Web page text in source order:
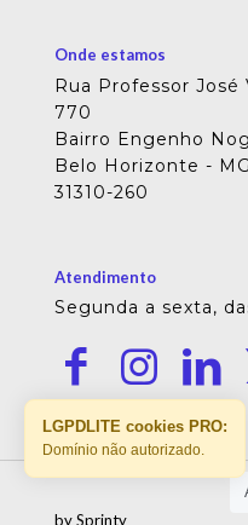
Onde estamos
Rua Professor José
770
Bairro Engenho
Belo Horizonte - MG
31310-260
Atendimento
Segunda a sexta,
by Sprinty
LGPDLITE cookies PRO:
Domínio não autorizado.